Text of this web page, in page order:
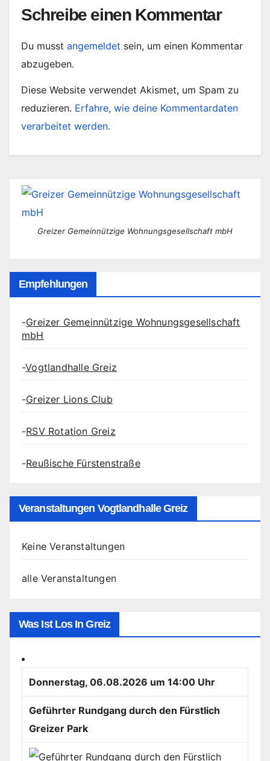
Schreibe einen Kommentar
Du musst angemeldet sein, um einen Kommentar
abzugeben.
Diese Website verwendet Akismet, um Spam zu
reduzieren. Erfahre, wie deine Kommentardaten
verarbeitet werden.
Greizer Gemeinnützige Wohnungsgesellschaft mbH
Empfehlungen
-Greizer Gemeinnützige Wohnungsgesellschaft
mbH
-Vogtlandhalle Greiz
-Greizer Lions Club
-RSV Rotation Greiz
-Reußische Fürstenstraße
Veranstaltungen Vogtlandhalle Greiz
Keine Veranstaltungen
alle Veranstaltungen
Was Ist Los In Greiz
Donnerstag, 06.08.2026 um 14:00 Uhr
Geführter Rundgang durch den Fürstlich
Greizer Park